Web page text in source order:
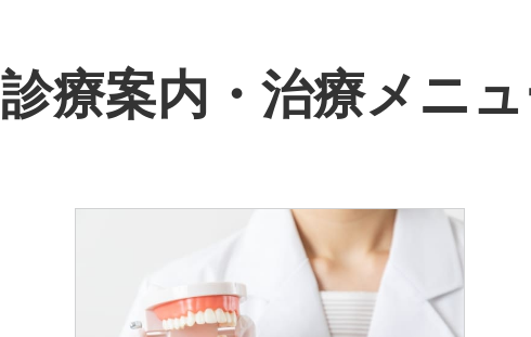
診療案内・治療メニ